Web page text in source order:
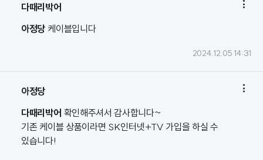
다때리박어 
아정당 케이블입니다
2024.12.05 14:31
아정당 
다때리박어 확인해주셔서 감사합니다~
기존 케이블 상품이라면 SK인터넷+TV 가입을 하실 수
있습니다!